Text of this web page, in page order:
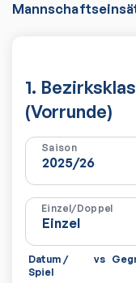
1.
(Vorrunde)
Saison
Einzel/Doppel
Datum /
Spiel
vs